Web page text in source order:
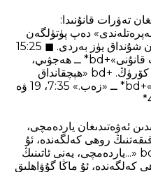
تەۋرات قانۇنىدا:
دەپ پۈتۈلگەن
سۆز ئەمەلگە ئاشۇرۇلۇشى ئۈچۈن شۇنداق يۈز بەردى. ◼ 15:25
+bd «ئۇلارغا تەۋە بولغان تەۋرات قانۇنى»+bd* ــ ھەجۋىي،
كىنايىلىك سۆز. 17:8 ۋە ئىزاھاتىنى كۆرۈڭ. +bd «ھېچقانداق
سەۋەبسىزلا مەندىن نەپرەتلەندى»+bd* ــ «زەب.» 7:35، 19 ۋە
ئەۋەتىدىغان ياردەمچى،
روھى كەلگەندە، ئۇ
ماڭا گۇۋاھلىق بېرىدۇ. ◼ 15:26 +bd «...ياردەمچى، يەنى ئاتىنىڭ
كەلگەندە، ئۇ ماڭا گۇۋاھلىق